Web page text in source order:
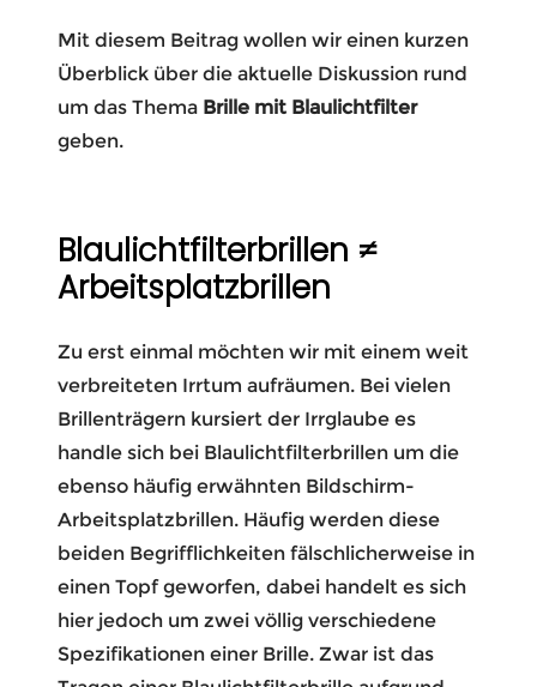
Mit diesem Beitrag wollen wir einen kurzen
Überblick über die aktuelle Diskussion rund
um das Thema Brille mit Blaulichtfilter
geben.
Blaulichtfilterbrillen ≠
Arbeitsplatzbrillen
Zu erst einmal möchten wir mit einem weit
verbreiteten Irrtum aufräumen. Bei vielen
Brillenträgern kursiert der Irrglaube es
handle sich bei Blaulichtfilterbrillen um die
ebenso häufig erwähnten Bildschirm-
Arbeitsplatzbrillen. Häufig werden diese
beiden Begrifflichkeiten fälschlicherweise in
einen Topf geworfen, dabei handelt es sich
hier jedoch um zwei völlig verschiedene
Spezifikationen einer Brille. Zwar ist das